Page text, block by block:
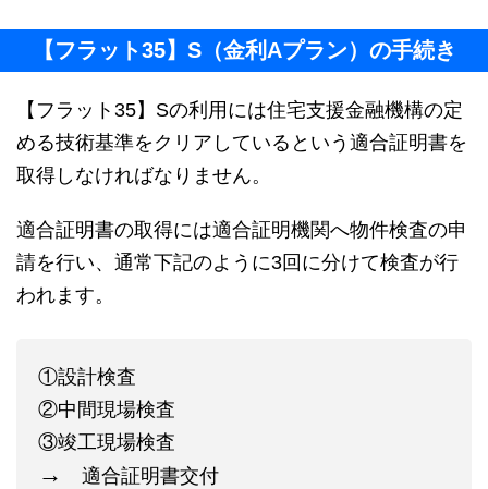
【フラット35】S（金利Aプラン）の手続き
【フラット35】Sの利用には住宅支援金融機構の定
める技術基準をクリアしているという適合証明書を
取得しなければなりません。
適合証明書の取得には適合証明機関へ物件検査の申
請を行い、通常下記のように3回に分けて検査が行
われます。
①設計検査
②中間現場検査
③竣工現場検査
→ 適合証明書交付